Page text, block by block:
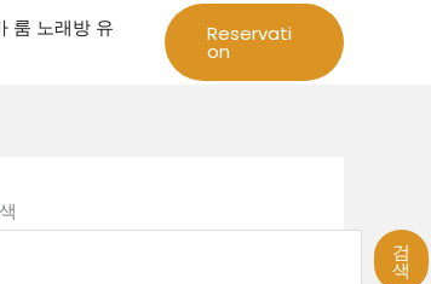
룸 노래방 유
Reservati
on
검
색